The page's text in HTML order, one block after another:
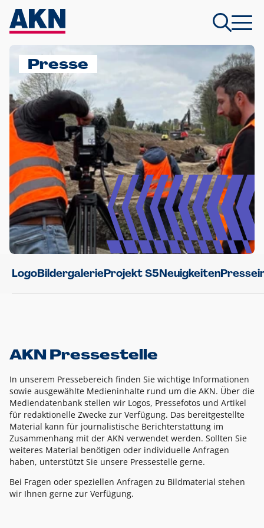
Presse
LogoBildergalerieProjekt S5Neuigkeiten
AKN Pressestelle
In unserem Pressebereich finden Sie wichtige Informationen
sowie ausgewählte Medieninhalte rund um die AKN. Über die
Mediendatenbank stellen wir Logos, Pressefotos und Artikel
für redaktionelle Zwecke zur Verfügung. Das bereitgestellte
Material kann für journalistische Berichterstattung im
Zusammenhang mit der AKN verwendet werden. Sollten Sie
weiteres Material benötigen oder individuelle Anfragen
haben, unterstützt Sie unsere Pressestelle gerne.
Bei Fragen oder speziellen Anfragen zu Bildmaterial stehen
wir Ihnen gerne zur Verfügung.